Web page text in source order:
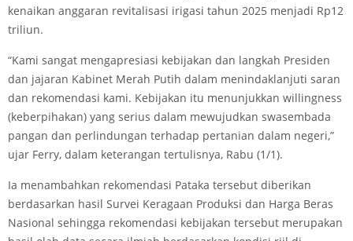
kenaikan anggaran revitalisasi irigasi tahun 2025 menjadi Rp12
triliun.
“Kami sangat mengapresiasi kebijakan dan langkah Presiden
dan jajaran Kabinet Merah Putih dalam menindaklanjuti saran
dan rekomendasi kami. Kebijakan itu menunjukkan willingness
(keberpihakan) yang serius dalam mewujudkan swasembada
pangan dan perlindungan terhadap pertanian dalam negeri,”
ujar Ferry, dalam keterangan tertulisnya, Rabu (1/1).
Ia menambahkan rekomendasi Pataka tersebut diberikan
berdasarkan hasil Survei Keragaan Produksi dan Harga Beras
Nasional sehingga rekomendasi kebijakan tersebut merupakan